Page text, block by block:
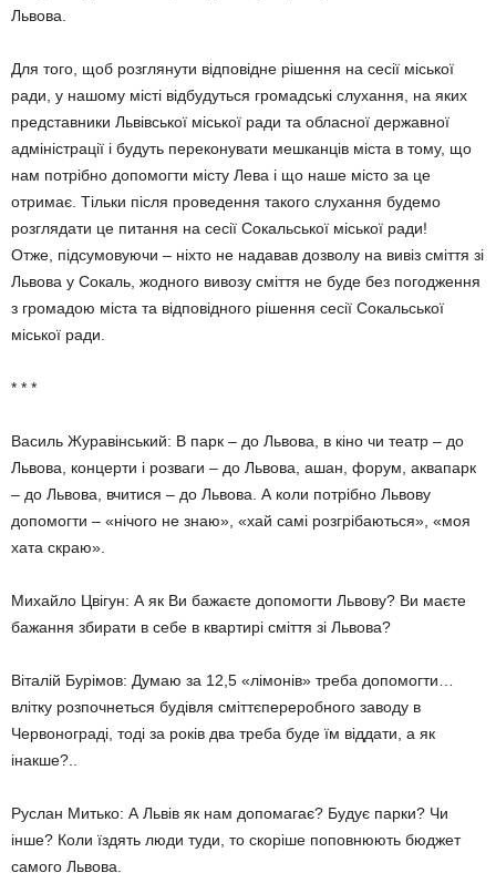
Львова.
Для того, щоб розглянути відповідне рішення на сесії міської
ради, у нашому місті відбудуться громадські слухання, на яких
представники Львівської міської ради та обласної державної
адміністрації і будуть переконувати мешканців міста в тому, що
нам потрібно допомогти місту Лева і що наше місто за це
отримає. Тільки після проведення такого слухання будемо
розглядати це питання на сесії Сокальської міської ради!
Отже, підсумовуючи – ніхто не надавав дозволу на вивіз сміття зі
Львова у Сокаль, жодного вивозу сміття не буде без погодження
з громадою міста та відповідного рішення сесії Сокальської
міської ради.
* * *
Василь Журавінський: В парк – до Львова, в кіно чи театр – до
Львова, концерти і розваги – до Львова, ашан, форум, аквапарк
– до Львова, вчитися – до Львова. А коли потрібно Львову
допомогти – «нічого не знаю», «хай самі розгрібаються», «моя
хата скраю».
Михайло Цвігун: А як Ви бажаєте допомогти Львову? Ви маєте
бажання збирати в себе в квартирі сміття зі Львова?
Віталій Бурімов: Думаю за 12,5 «лімонів» треба допомогти…
влітку розпочнеться будівля сміттєпереробного заводу в
Червонограді, тоді за років два треба буде їм віддати, а як
інакше?..
Руслан Митько: А Львів як нам допомагає? Будує парки? Чи
інше? Коли їздять люди туди, то скоріше поповнюють бюджет
самого Львова.